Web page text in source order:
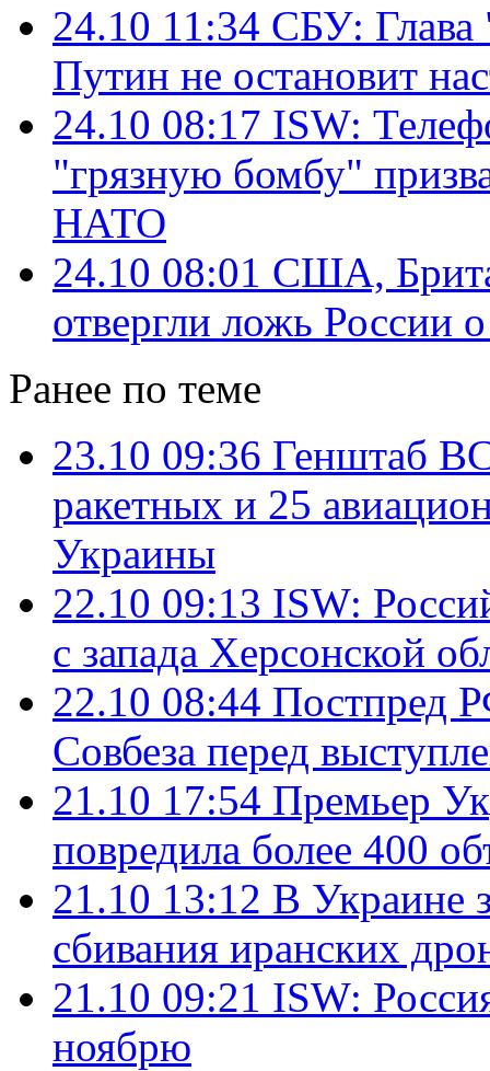
24.10 11:34 СБУ: Глава
Путин не остановит
24.10 08:17 ISW:
"грязную бомбу"
НАТО
24.10 08:01 США,
отвергли ложь России
Ранее по теме
23.10 09:36 Генштаб
ракетных и 25
Украины
22.10 09:13 ISW:
с запада Херсонской
22.10 08:44 Постпред
Совбеза перед
21.10 17:54 Премьер
повредила более 400
21.10 13:12 В Украине
сбивания иранских
21.10 09:21 ISW:
ноябрю